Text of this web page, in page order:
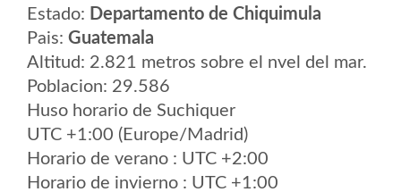
Estado: Departamento de Chiquimula
Pais: Guatemala
Altitud: 2.821 metros sobre el nvel del mar.
Poblacion: 29.586
Huso horario de Suchiquer
UTC +1:00 (Europe/Madrid)
Horario de verano : UTC +2:00
Horario de invierno : UTC +1:00